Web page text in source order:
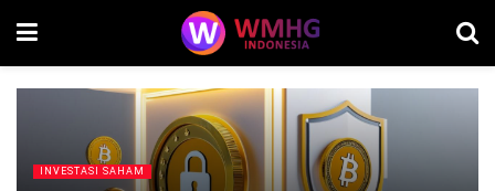
INVESTASI SAHAM